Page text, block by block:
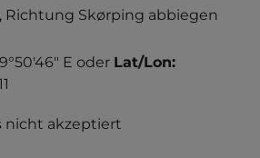
Richtung Skørping abbiegen
E oder Lat/Lon:
nicht akzeptiert